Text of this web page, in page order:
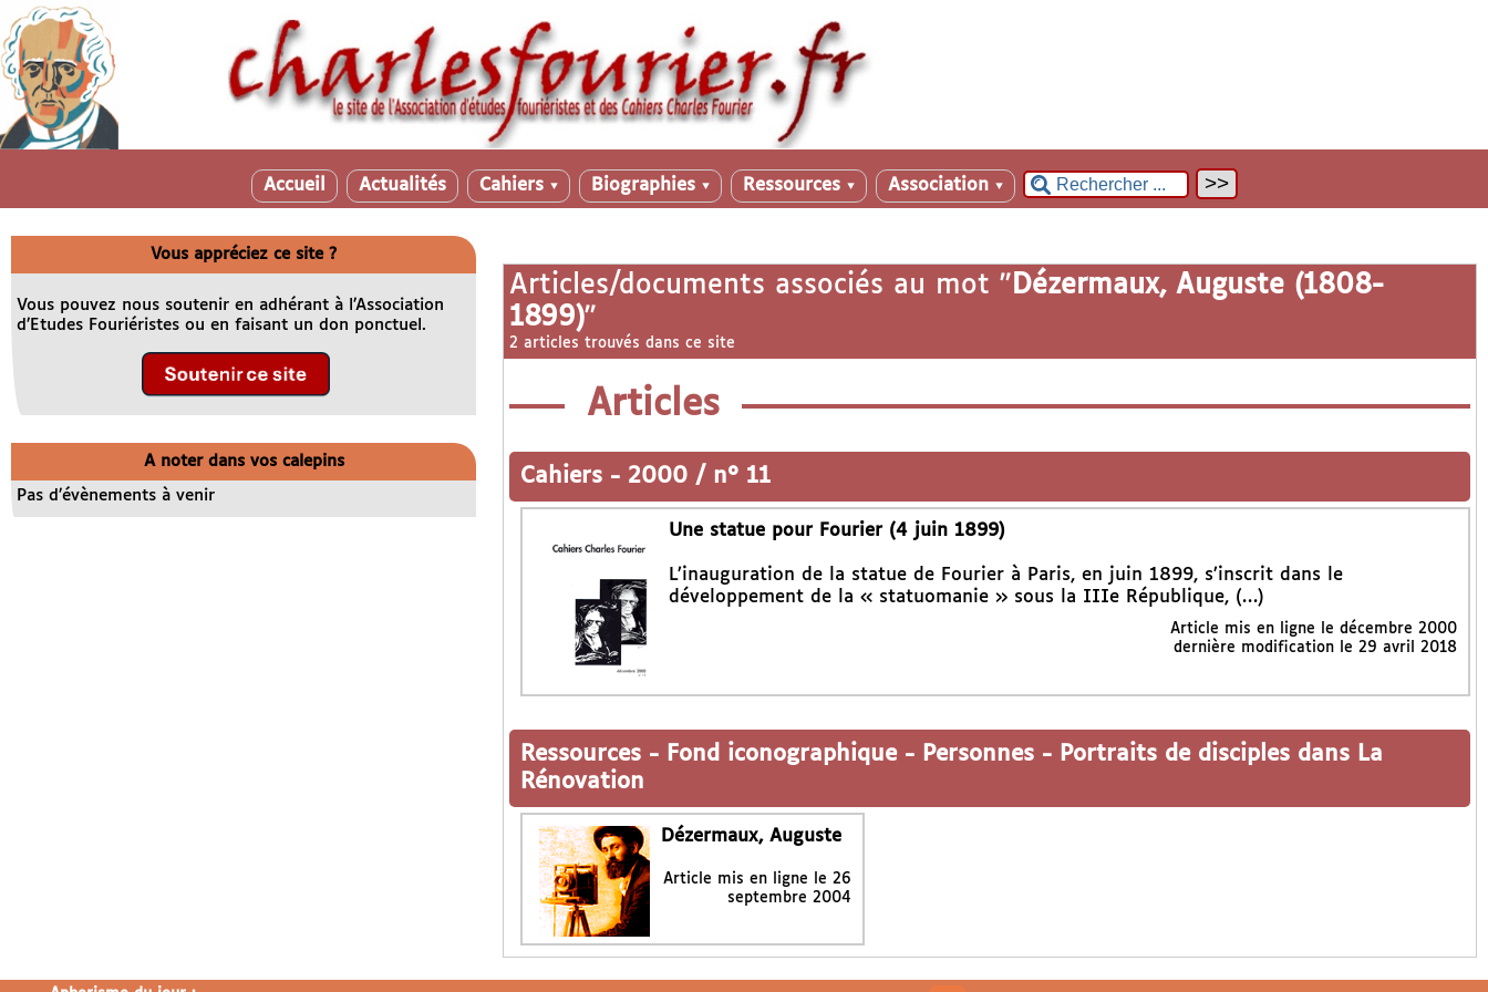
Accueil Actualités Cahiers ▼ Biographies ▼ Ressources ▼ Association ▼
Articles/documents associés au mot " Dézermaux, Auguste (1808-
1899)"
2 articles trouvés dans ce site
Articles
Cahiers - 2000 / n° 11
Une statue pour Fourier (4 juin 1899)
L’inauguration de la statue de Fourier à Paris, en juin 1899, s’inscrit dans le
développement de la « statuomanie » sous la IIIe République, (…)
Article mis en ligne le décembre 2000
dernière modification le 29 avril 2018
Ressources - Fond iconographique - Personnes - Portraits de disciples dans La
Rénovation
Dézermaux, Auguste
Article mis en ligne le 26
septembre 2004
Vous appréciez ce site ?
Vous pouvez nous soutenir en adhérant à l’Association
d’Etudes Fouriéristes ou en faisant un don ponctuel.
A noter dans vos calepins
Pas d’évènements à venir